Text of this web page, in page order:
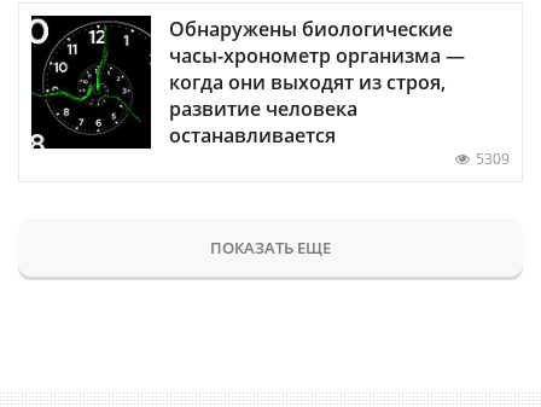
Обнаружены биологические
часы-хронометр организма —
когда они выходят из строя,
развитие человека
останавливается
5309
ПОКАЗАТЬ ЕЩЕ